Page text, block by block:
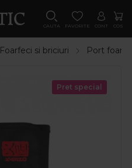
CAUTA FAVORITE CONT COS
Foarfeci si briciuri Port
Pret special